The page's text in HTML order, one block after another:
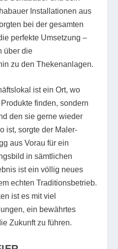
Installationen aus
bei der gesamten
perfekte Umsetzung –
über die
zu den Thekenanlagen.
ist ein Ort, wo
finden, sondern
den sie gerne wieder
ist, sorgte der Maler-
aus Vorau für ein
in sämtlichen
ist ein völlig neues
echten Traditionsbetrieb.
ist es mit viel
ein bewährtes
Zukunft zu führen.